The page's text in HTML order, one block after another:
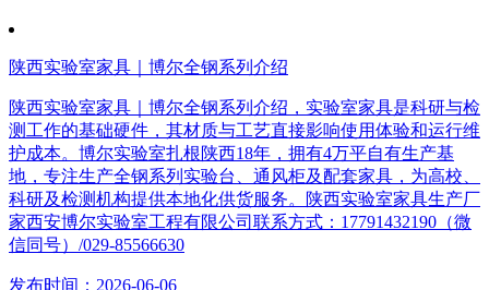
陕西实验室家具｜博尔全钢系列介绍
陕西实验室家具｜博尔全钢系列介绍，实验室家具是科研与检
测工作的基础硬件，其材质与工艺直接影响使用体验和运行维
护成本。博尔实验室扎根陕西18年，拥有4万平自有生产基
地，专注生产全钢系列实验台、通风柜及配套家具，为高校、
科研及检测机构提供本地化供货服务。陕西实验室家具生产厂
家西安博尔实验室工程有限公司联系方式：17791432190（微
信同号）/029-85566630
发布时间：2026-06-06